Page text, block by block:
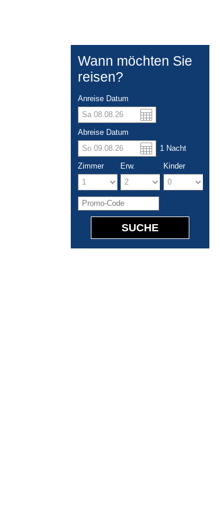
Wann möchten Sie
reisen?
Anreise Datum
Abreise Datum
1 Nacht
Zimmer Erw. Kinder